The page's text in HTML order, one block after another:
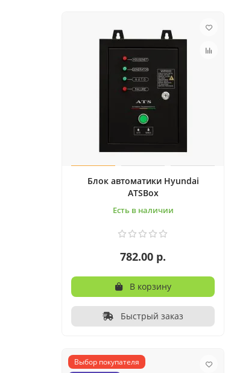
Блок автоматики Hyundai
ATSBox
Есть в наличии
782.00 р.
В корзину
Быстрый заказ
Выбор покупателя